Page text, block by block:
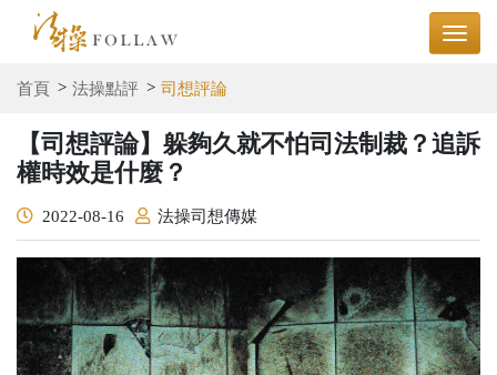
首頁 法操點評 司想評論
【司想評論】躲夠久就不怕司法制裁？追訴
權時效是什麼？
2022-08-16 法操司想傳媒